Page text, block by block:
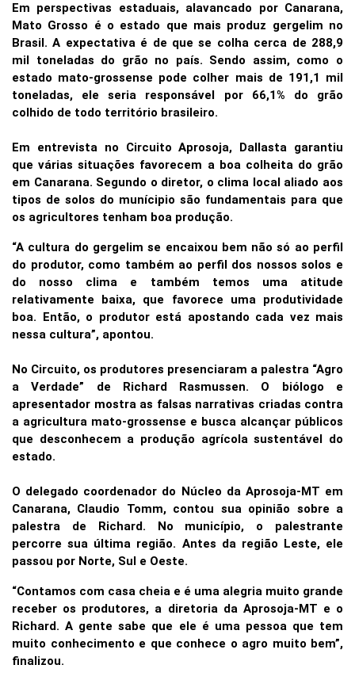
Em perspectivas estaduais, alavancado por Canarana,
Mato Grosso é o estado que mais produz gergelim no
Brasil. A expectativa é de que se colha cerca de 288,9
mil toneladas do grão no país. Sendo assim, como o
estado mato-grossense pode colher mais de 191,1 mil
toneladas, ele seria responsável por 66,1% do grão
colhido de todo território brasileiro.
Em entrevista no Circuito Aprosoja, Dallasta garantiu
que várias situações favorecem a boa colheita do grão
em Canarana. Segundo o diretor, o clima local aliado aos
tipos de solos do munícipio são fundamentais para que
os agricultores tenham boa produção.
“A cultura do gergelim se encaixou bem não só ao perfil
do produtor, como também ao perfil dos nossos solos e
do nosso clima e também temos uma atitude
relativamente baixa, que favorece uma produtividade
boa. Então, o produtor está apostando cada vez mais
nessa cultura”, apontou.
No Circuito, os produtores presenciaram a palestra “Agro
a Verdade” de Richard Rasmussen. O biólogo e
apresentador mostra as falsas narrativas criadas contra
a agricultura mato-grossense e busca alcançar públicos
que desconhecem a produção agrícola sustentável do
estado.
O delegado coordenador do Núcleo da Aprosoja-MT em
Canarana, Claudio Tomm, contou sua opinião sobre a
palestra de Richard. No município, o palestrante
percorre sua última região. Antes da região Leste, ele
passou por Norte, Sul e Oeste.
“Contamos com casa cheia e é uma alegria muito grande
receber os produtores, a diretoria da Aprosoja-MT e o
Richard. A gente sabe que ele é uma pessoa que tem
muito conhecimento e que conhece o agro muito bem”,
finalizou.